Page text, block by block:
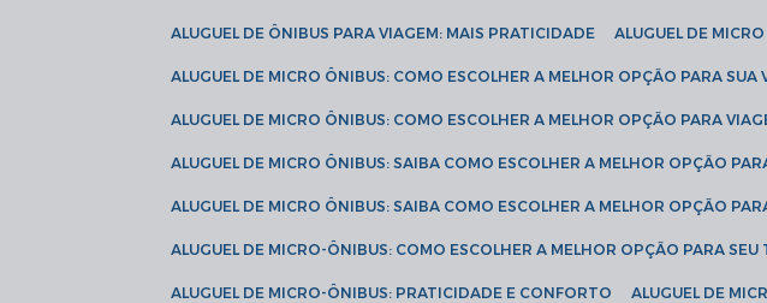
ALUGUEL DE ÔNIBUS PARA VIAGEM: MAIS PRATICIDADE ALUGUEL DE
ALUGUEL DE MICRO ÔNIBUS: COMO ESCOLHER A MELHOR OPÇÃO PARA SUA
ALUGUEL DE MICRO ÔNIBUS: COMO ESCOLHER A MELHOR OPÇÃO PARA
ALUGUEL DE MICRO ÔNIBUS: SAIBA COMO ESCOLHER A MELHOR OPÇÃO
ALUGUEL DE MICRO ÔNIBUS: SAIBA COMO ESCOLHER A MELHOR OPÇÃO
ALUGUEL DE MICRO-ÔNIBUS: COMO ESCOLHER A MELHOR OPÇÃO PARA
ALUGUEL DE MICRO-ÔNIBUS: PRATICIDADE E CONFORTO ALUGUEL DE